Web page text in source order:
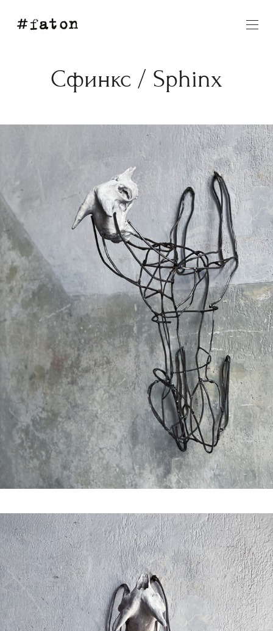
Сфинкс / Sphinx